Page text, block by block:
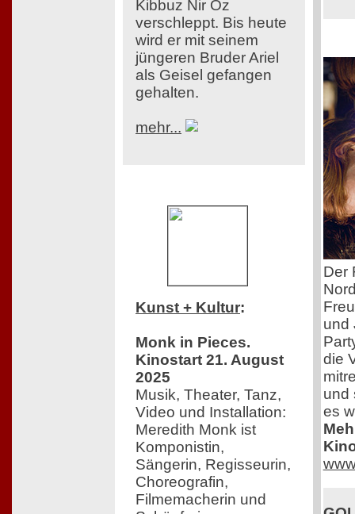
Kibbuz Nir Oz
verschleppt. Bis heute
wird er mit seinem
jüngeren Bruder Ariel
als Geisel gefangen
gehalten.
mehr...
Kunst + Kultur:
Monk in Pieces.
Kinostart 21. August
2025
Musik, Theater, Tanz,
Video und Installation:
Meredith Monk ist
Komponistin,
Sängerin, Regisseurin,
Choreografin,
Filmemacherin und
Der
und
die
und
es